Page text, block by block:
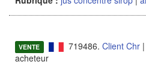
VENTE 719486. Client Chr|
acheteur